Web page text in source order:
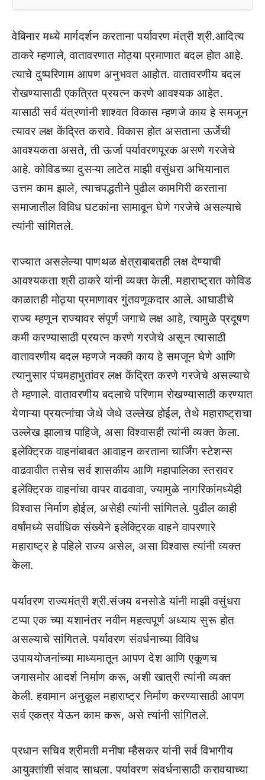
वेबिनार मध्ये मार्गदर्शन करताना पर्यावरण मंत्री श्री.आदित्य
ठाकरे म्हणाले, वातावरणात मोठ्या प्रमाणात बदल होत आहे.
त्याचे दुष्परिणाम आपण अनुभवत आहोत. वातावरणीय बदल
रोखण्यासाठी एकत्रित प्रयत्न करणे आवश्यक आहेत.
यासाठी सर्व यंत्रणांनी शाश्वत विकास म्हणजे काय हे समजून
त्यावर लक्ष केंद्रित करावे. विकास होत असताना ऊर्जेची
आवश्यकता असते, ती ऊर्जा पर्यावरणपूरक असणे गरजेचे
आहे. कोविडच्या दुसऱ्या लाटेत माझी वसुंधरा अभियानात
उत्तम काम झाले, त्याचपद्धतीने पुढील कामगिरी करताना
समाजातील विविध घटकांना सामावून घेणे गरजेचे असल्याचे
त्यांनी सांगितले.
राज्यात असलेल्या पाणथळ क्षेत्राबाबतही लक्ष देण्याची
आवश्यकता श्री ठाकरे यांनी व्यक्त केली. महाराष्ट्रात कोविड
काळातही मोठ्या प्रमाणावर गुंतवणूकदार आले. आघाडीचे
राज्य म्हणून राज्यावर संपूर्ण जगाचे लक्ष आहे, त्यामुळे प्रदूषण
कमी करण्यासाठी प्रयत्न करणे गरजेचे असून त्यासाठी
वातावरणीय बदल म्हणजे नक्की काय हे समजून घेणे आणि
त्यानुसार पंचमहाभुतांवर लक्ष केंद्रित करणे गरजेचे असल्याचे
ते म्हणाले. वातावरणीय बदलाचे परिणाम रोखण्यासाठी करण्यात
येणाऱ्या प्रयत्नांचा जेथे जेथे उल्लेख होईल, तेथे महाराष्ट्राचा
उल्लेख झालाच पाहिजे, असा विश्वासही त्यांनी व्यक्त केला.
इलेक्ट्रिक वाहनांबाबत आवाहन करताना चार्जिंग स्टेशन्स
वाढवावीत तसेच सर्व शासकीय आणि महापालिका स्तरावर
इलेक्ट्रिक वाहनांचा वापर वाढवावा, ज्यामुळे नागरिकांमध्येही
विश्वास निर्माण होईल, असेही त्यांनी सांगितले. पुढील काही
वर्षांमध्ये सर्वाधिक संख्येने इलेक्ट्रिक वाहने वापरणारे
महाराष्ट्र हे पहिले राज्य असेल, असा विश्वास त्यांनी व्यक्त
केला.
पर्यावरण राज्यमंत्री श्री.संजय बनसोडे यांनी माझी वसुंधरा
टप्पा एक च्या यशानंतर नवीन महत्वपूर्ण अध्याय सुरू होत
असल्याचे सांगितले. पर्यावरण संवर्धनाच्या विविध
उपाययोजनांच्या माध्यमातून आपण देश आणि एकूणच
जगासमोर आदर्श निर्माण करू, अशी खात्री त्यांनी व्यक्त
केली. हवामान अनुकूल महाराष्ट्र निर्माण करण्यासाठी आपण
सर्व एकत्र येऊन काम करू, असे त्यांनी सांगितले.
प्रधान सचिव श्रीमती मनीषा म्हैसकर यांनी सर्व विभागीय
आयुक्तांशी संवाद साधला. पर्यावरण संवर्धनासाठी करावयाच्या